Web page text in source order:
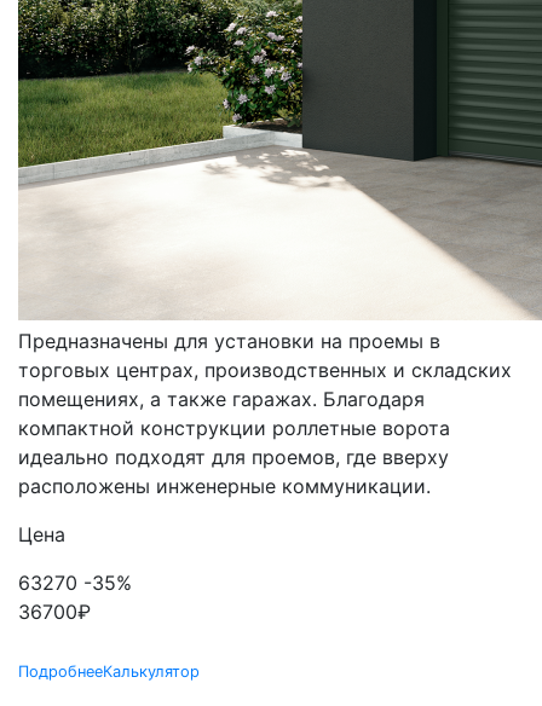
РОЛЛЕТНЫЕ
Предназначены для установки на проемы в
торговых центрах, производственных и складских
помещениях, а также гаражах. Благодаря
компактной конструкции роллетные ворота
идеально подходят для проемов, где вверху
расположены инженерные коммуникации.
Цена
63270 -35%
36700₽
ПодробнееКалькулятор